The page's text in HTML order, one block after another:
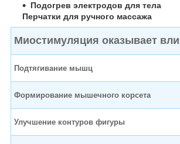
Подогрев электродов для тела
Перчатки для ручного массажа
Миостимуляция оказывает
Подтягивание мышц
Формирование мышечного корсета
Улучшение контуров фигуры